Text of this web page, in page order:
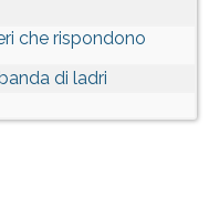
che rispondono
di ladri